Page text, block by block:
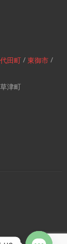
田町 / 東御市 /
津町